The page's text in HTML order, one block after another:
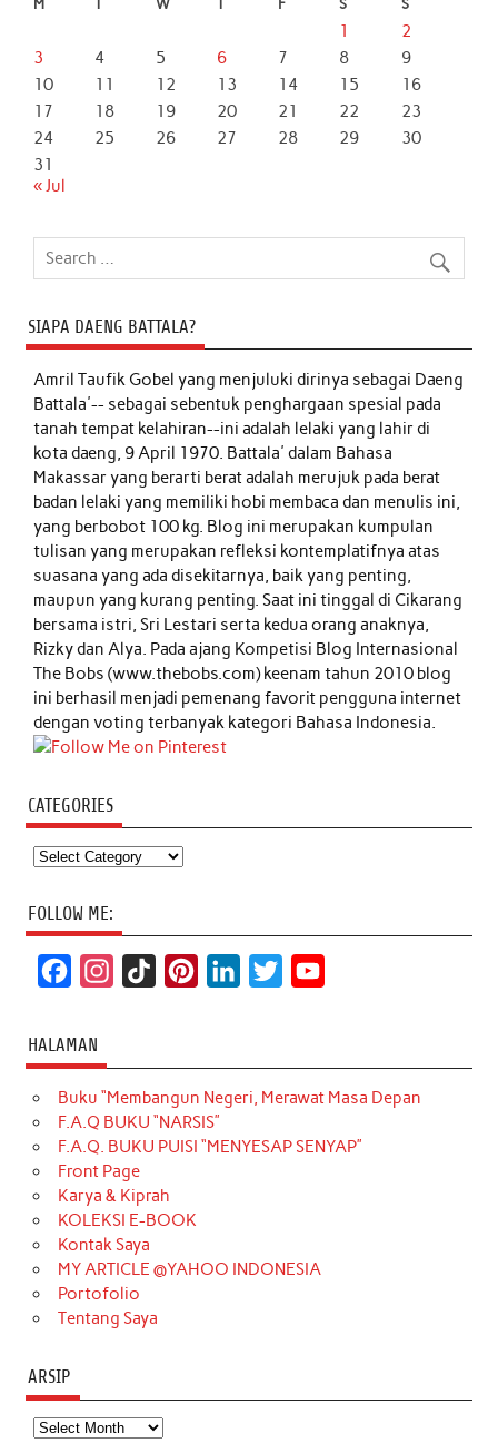
M W F S S
1
2
3
4 5 6 7 8
9
10
11 12 13 14 15
16
17
18 19 20 21 22
23
24
25 26 27 28 29
30
31
« Jul
SIAPA DAENG BATTALA?
Amril Taufik Gobelyang menjuluki dirinya sebagai Daeng
Battala'-- sebagai sebentuk penghargaan spesial pada
tanah tempat kelahiran--ini adalah lelaki yang lahir di
kota daeng, 9 April 1970. Battala' dalam Bahasa
Makassar yang berarti berat adalah merujuk pada berat
badan lelaki yang memiliki hobi membaca dan menulis ini,
yang berbobot 100 kg. Blog ini merupakan kumpulan
tulisan yang merupakan refleksi kontemplatifnya atas
suasana yang ada disekitarnya, baik yang penting,
maupun yang kurang penting. Saat ini tinggal di Cikarang
bersama istri, Sri Lestari serta kedua orang anaknya,
Rizky dan Alya. Pada ajang Kompetisi Blog Internasional
The Bobs (www.thebobs.com) keenam tahun 2010 blog
ini berhasil menjadi pemenang favorit pengguna internet
dengan voting terbanyak kategori Bahasa Indonesia.
CATEGORIES
Categories
FOLLOW ME:
c
e
b
o
o
k
t
a
g
r
a
m
T
o
k
t
e
r
k
e
d
t
t
e
T
u
b
HALAMAN
Buku “Membangun Negeri, Merawat Masa Depan
F.A.Q BUKU “NARSIS”
F.A.Q. BUKU PUISI “MENYESAP SENYAP”
Front Page
Karya & Kiprah
KOLEKSI E-BOOK
Kontak Saya
MY ARTICLE @YAHOO INDONESIA
Portofolio
Tentang Saya
ARSIP
Arsip